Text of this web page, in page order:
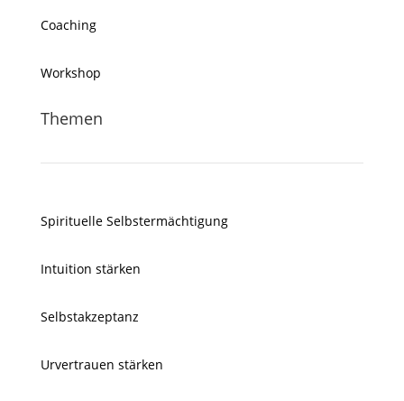
Coaching
Workshop
Themen
Spirituelle Selbstermächtigung
Intuition stärken
Selbstakzeptanz
Urvertrauen stärken